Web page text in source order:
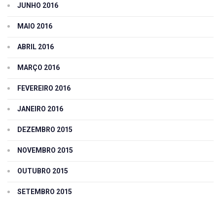
JUNHO 2016
MAIO 2016
ABRIL 2016
MARÇO 2016
FEVEREIRO 2016
JANEIRO 2016
DEZEMBRO 2015
NOVEMBRO 2015
OUTUBRO 2015
SETEMBRO 2015